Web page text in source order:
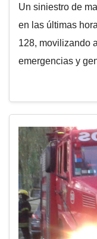
Un siniestro de
en las últimas
128, movilizando
emergencias y